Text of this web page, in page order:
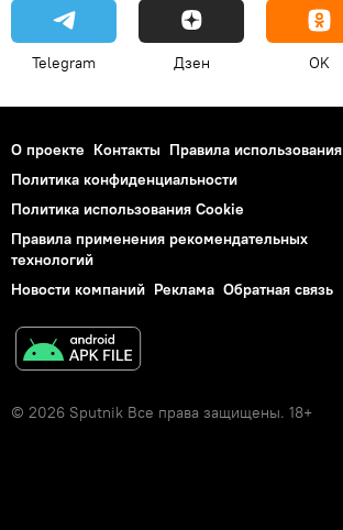
Telegram Дзен OK
О проекте Контакты Правила использования
Политика конфиденциальности
Политика использования Cookie
Правила применения рекомендательных
технологий
Новости компаний Реклама Обратная связь
© 2026 Sputnik Все права защищены. 18+